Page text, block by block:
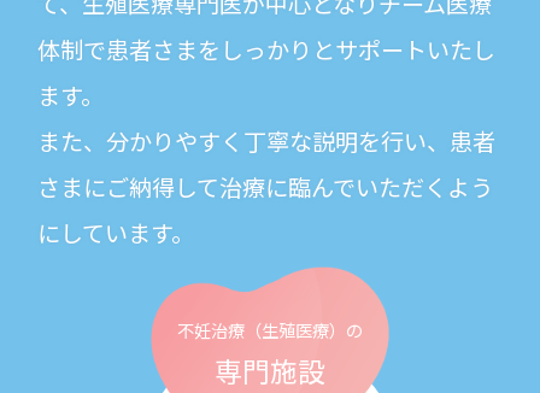
体制で患者さまをしっかりとサポートいたし
ます。
また、分かりやすく丁寧な説明を行い、患者
さまにご納得して治療に臨んでいただくよう
にしています。
不妊治療（生殖医療）の
専門施設